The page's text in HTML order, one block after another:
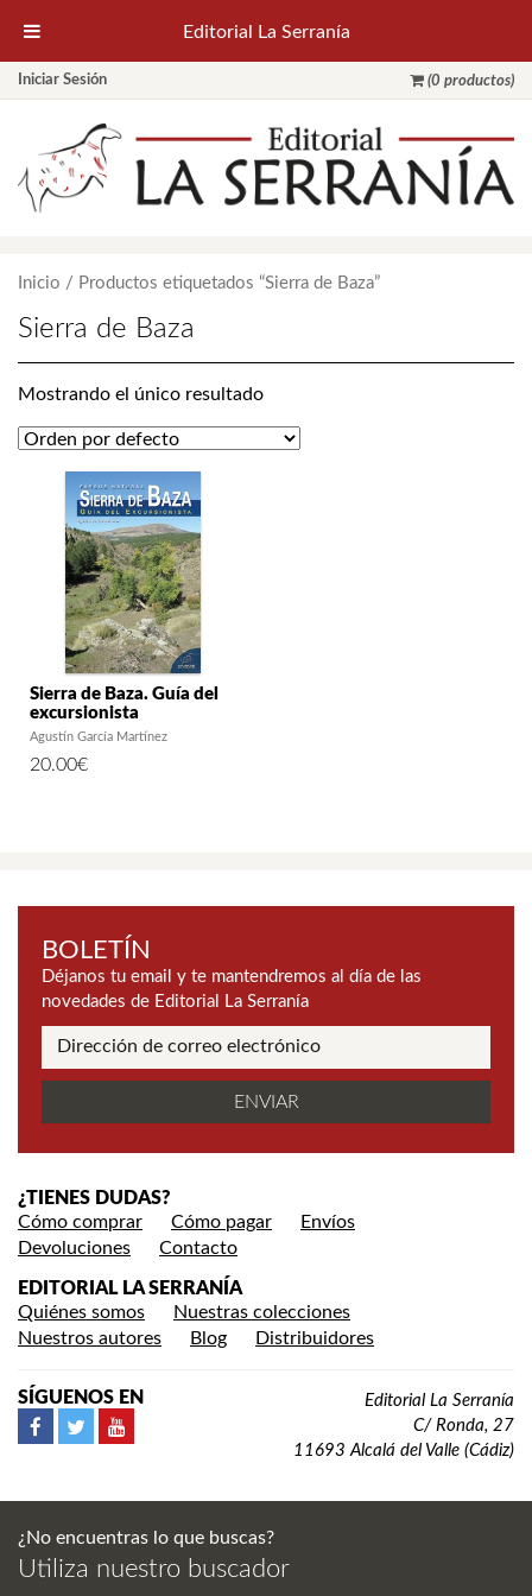
Iniciar Sesión (0 productos)
Inicio / Productos etiquetados “Sierra de Baza”
Sierra de Baza
Mostrando el único resultado
Sierra de Baza. Guía del
excursionista
Agustín García Martínez
20.00€
BOLETÍN
Déjanos tu email y te mantendremos al día de las
novedades de Editorial La Serranía
¿TIENES DUDAS?
Cómo comprar
Cómo pagar
Envíos
Devoluciones
Contacto
EDITORIAL LA SERRANÍA
Quiénes somos
Nuestras colecciones
Nuestros autores
Blog Distribuidores
SÍGUENOS EN
Editorial La Serranía
C/ Ronda, 27
11693 Alcalá del Valle (Cádiz)
¿No encuentras lo que buscas?
Utiliza nuestro buscador
Editorial La Serranía